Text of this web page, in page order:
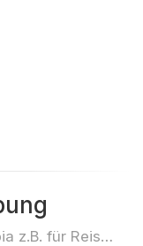
Welche Länder liegen bei Namibia z.B. für Reisen oder Flüge